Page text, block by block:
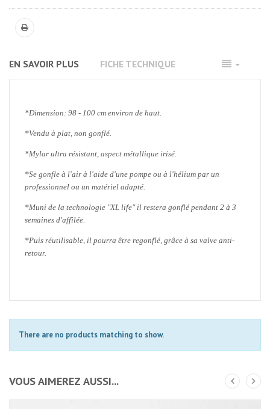
EN SAVOIR PLUS FICHE TECHNIQUE
*Dimension: 98 - 100 cm environ de haut.
*Vendu à plat, non gonflé.
*Mylar ultra résistant, aspect métallique irisé.
*Se gonfle à l'air à l'aide d'une pompe ou à l'hélium par un
professionnel ou un matériel adapté.
*Muni de la technologie "XL life" il restera gonflé pendant 2 à 3
semaines d'affilée.
*Puis réutilisable, il pourra être regonflé, grâce à sa valve anti-
retour.
There are no products matching to show.
VOUS AIMEREZ AUSSI...